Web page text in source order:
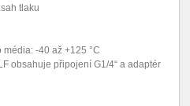
tlaku
-40 až +125 °C
obsahuje připojení G1/4“ a adaptér